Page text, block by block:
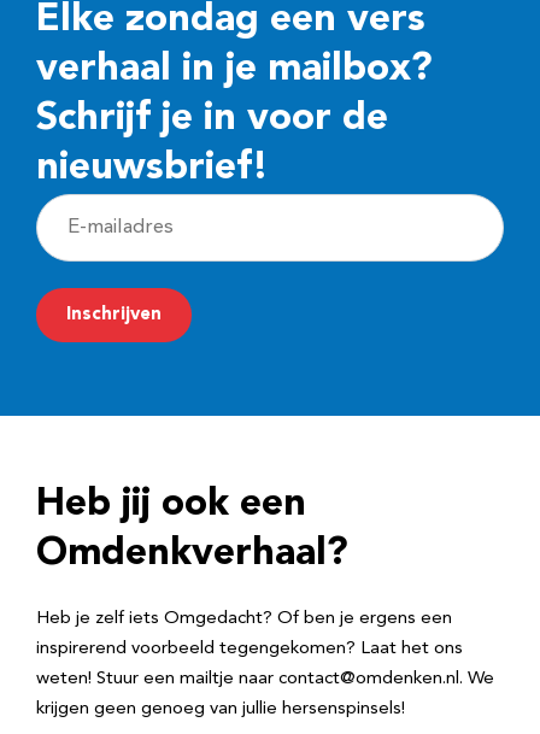
Elke zondag een vers
verhaal in je mailbox?
Schrijf je in voor de
nieuwsbrief!
E
-
m
a
r
e
Inschrijven
Heb jij ook een
Omdenkverhaal?
Heb je zelf iets Omgedacht? Of ben je ergens een
inspirerend voorbeeld tegengekomen? Laat het ons
weten! Stuur een mailtje naar contact@omdenken.nl. We
krijgen geen genoeg van jullie hersenspinsels!